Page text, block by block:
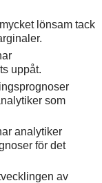
lönsam tack
uppåt.
som
analytiker
för det
av